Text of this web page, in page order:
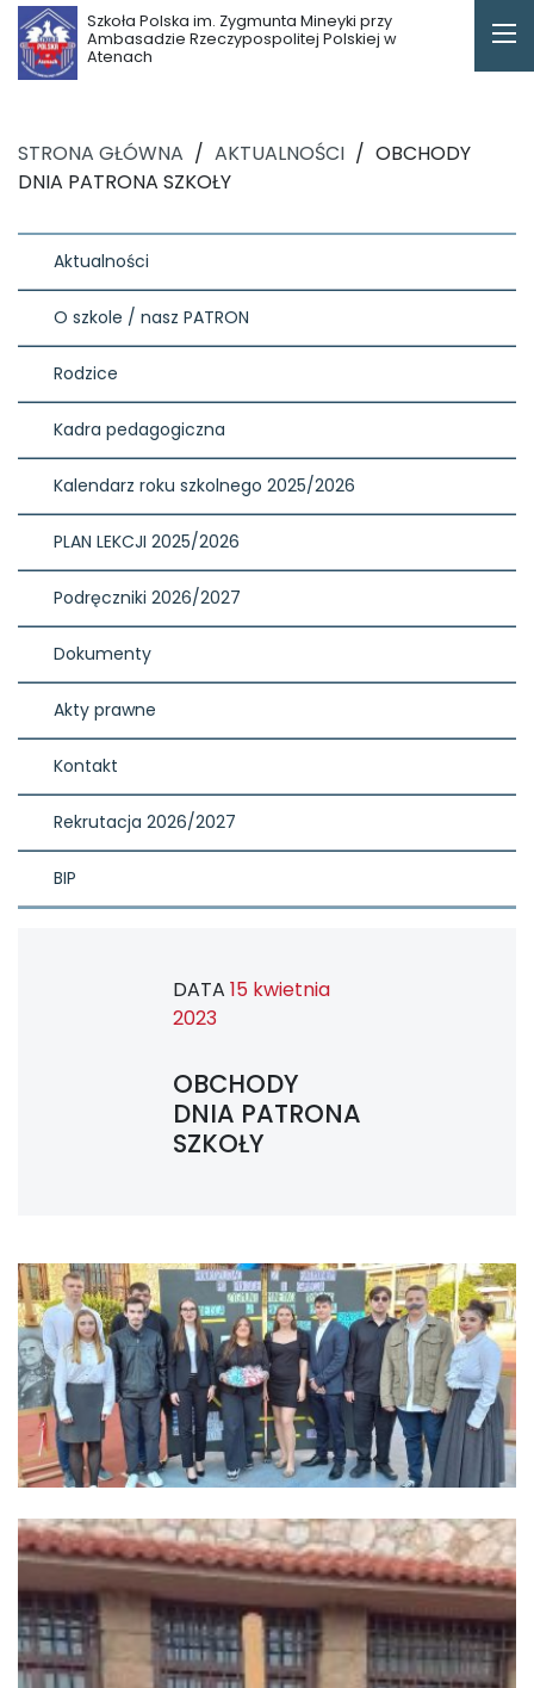
Szkoła Polska im. Zygmunta Mineyki przy
Ambasadzie Rzeczypospolitej Polskiej w
Atenach
STRONA GŁÓWNA / AKTUALNOŚCI / OBCHODY
DNIA PATRONA SZKOŁY
Aktualności
O szkole / nasz PATRON
Rodzice
Kadra pedagogiczna
Kalendarz roku szkolnego 2025/2026
PLAN LEKCJI 2025/2026
Podręczniki 2026/2027
Dokumenty
Akty prawne
Kontakt
Rekrutacja 2026/2027
BIP
DATA 15 kwietnia
2023
OBCHODY
DNIA PATRONA
SZKOŁY